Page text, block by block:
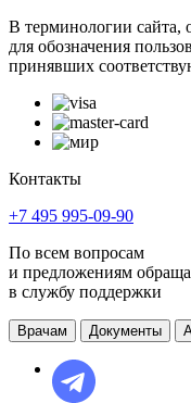
В терминологии сайта,
для обозначения
принявших
Контакты
+7 495 995-09-90
По всем вопросам
и предложениям
в службу поддержки
Врачам Документы